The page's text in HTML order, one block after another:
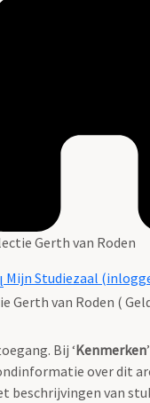
Gerth van Roden
Mijn Studiezaal
Gerth van Roden (
Bij ‘Kenmerken
over dit
beschrijvingen van